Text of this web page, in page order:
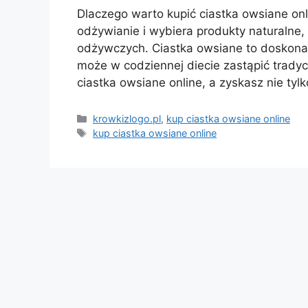
Dlaczego warto kupić ciastka owsiane
odżywianie i wybiera produkty
odżywczych. Ciastka owsiane to
może w codziennej diecie zastąpić
ciastka owsiane online, a zyskasz nie
Kategorie
krowkizlogo.pl, kup ciastka owsiane online
Tagi
kup ciastka owsiane online